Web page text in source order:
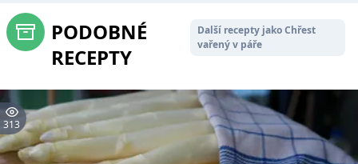
PODOBNÉ
RECEPTY
Další recepty jako Chřest
vařený v páře
313